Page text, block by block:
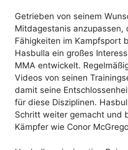
Getrieben von seinem
Mitdagestanis anzupassen,
Fähigkeiten im Kampfsport
Hasbulla ein großes
MMA entwickelt.
Videos von seinen
damit seine
für diese Disziplinen.
Schritt weiter gemacht und
Kämpfer wie Conor